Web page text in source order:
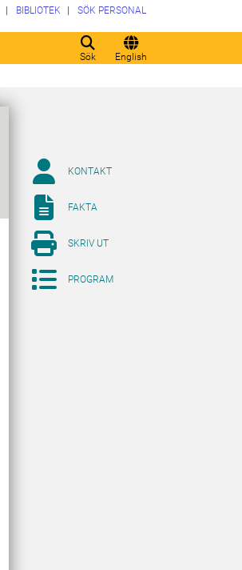
Sök English
BIBLIOTEK SÖK PERSONAL
KONTAKT
FAKTA
SKRIV UT
PROGRAM